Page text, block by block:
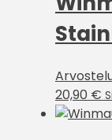
20,90 €